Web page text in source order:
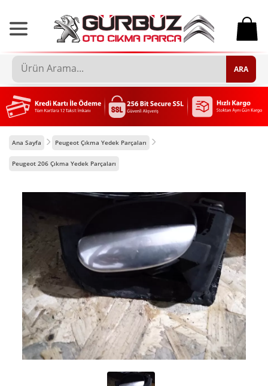
0
ARA
Ana Sayfa Peugeot Çıkma Yedek Parçaları
Peugeot 206 Çıkma Yedek Parçaları